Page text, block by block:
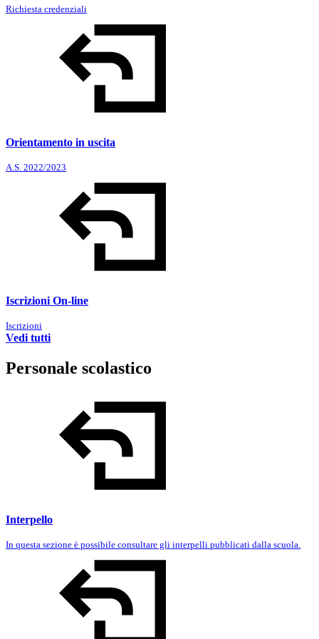
Richiesta credenziali
Orientamento in uscita
A.S. 2022/2023
Iscrizioni On-line
Iscrizioni
Vedi tutti
Personale scolastico
Interpello
In questa sezione è possibile consultare gli interpelli pubblicati dalla scuola.